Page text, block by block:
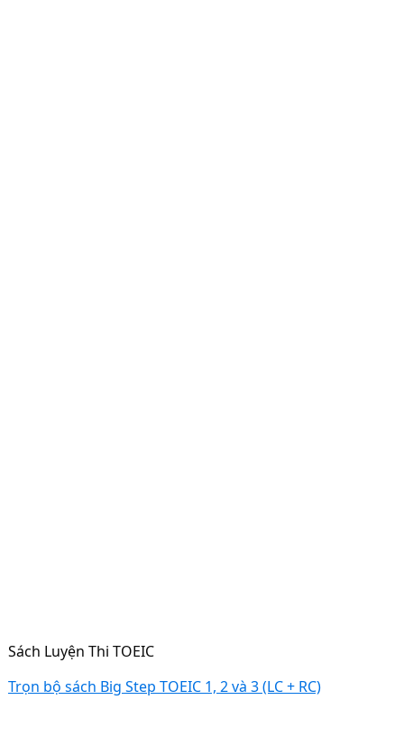
Sách Luyện Thi TOEIC
Trọn bộ sách Big Step TOEIC 1, 2 và 3 (LC + RC)